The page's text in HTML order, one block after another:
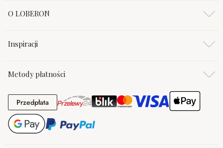
O LOBERON
Inspiracji
Metody płatności
PrzedpłataPrzedpłata